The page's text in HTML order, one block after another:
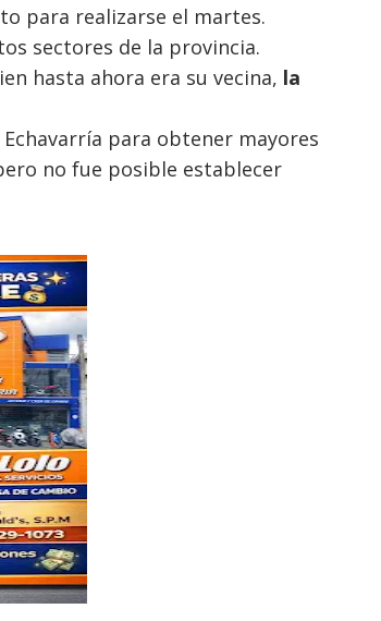
para realizarse el martes.
sectores de la provincia.
hasta ahora era su vecina, la
para obtener mayores
no fue posible establecer